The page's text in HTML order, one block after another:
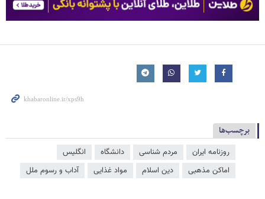
برچسب‌ها
روزنامه ایران مردم شناسی دانشگاه
انگلیس
اماکن مذهبی
دین اسلام مواد غذایی آداب و رسوم ملل